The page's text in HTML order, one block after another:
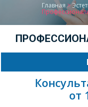
Главная >
от